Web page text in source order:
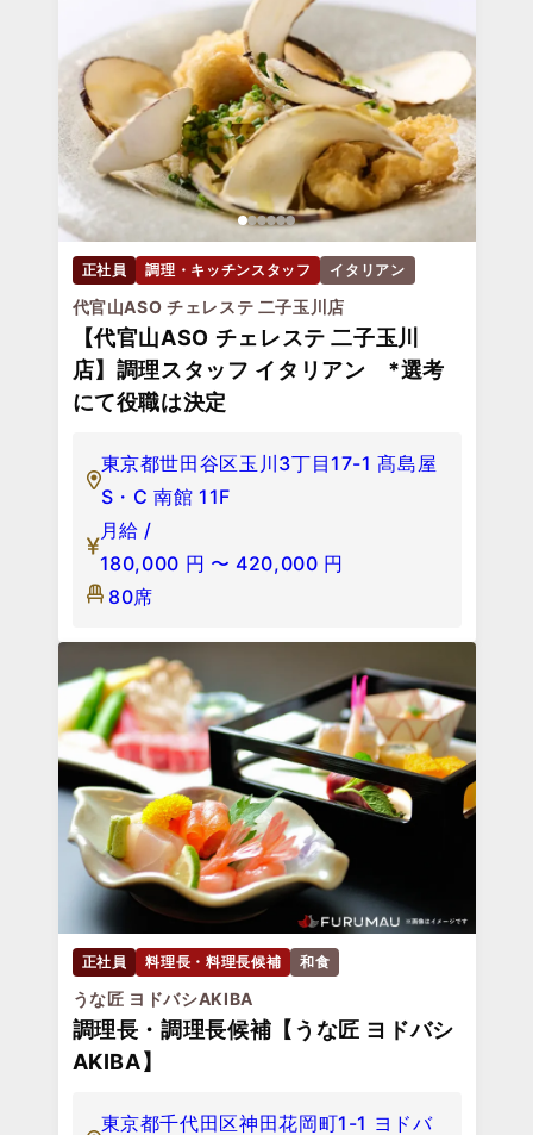
正社員 調理・キッチンスタッフ イタリアン
代官山ASO チェレステ 二子玉川店
【代官山ASO チェレステ 二子玉川
店】調理スタッフ イタリアン *選考
にて役職は決定
東京都世田谷区玉川3丁目17-1 髙島屋
S・C 南館 11F
月給 /
180,000 円 〜 420,000 円
80席
正社員 料理長・料理長候補 和食
うな匠 ヨドバシAKIBA
調理長・調理長候補【うな匠 ヨドバシ
AKIBA】
東京都千代田区神田花岡町1-1 ヨドバ